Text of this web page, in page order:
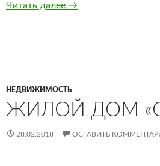
Читать далее Купить квартиру во
→
НЕДВИЖИМОСТЬ
ЖИЛОЙ ДОМ
28.02.2018 ОСТАВИТЬ